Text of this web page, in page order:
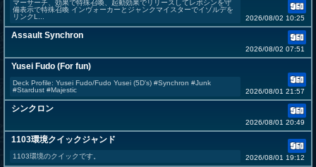
マーサーチ、効果で特殊召喚、起動効果でリリースしてレボシンを守
備表示で特殊召喚 インヴォーカーとジャンクマイスターでイゾルデを
リンクL...
2026/08/02 10:25
Assault Synchron
2026/08/02 07:51
Yusei Fudo (For fun)
Deck Profile: Yusei Fudo/Fudo Yusei (5D's) #Synchron #Junk
#Stardust #Majestic
2026/08/01 21:57
シンクロン
2026/08/01 20:49
1103環境クイックジャンド
1103環境のクイックです。 2026/08/01 19:12